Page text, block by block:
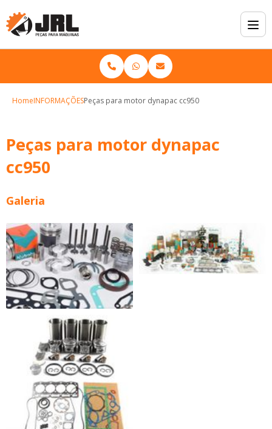
HomeINFORMAÇÕESPeças para motor dynapac cc950
Peças para motor dynapac
cc950
Galeria